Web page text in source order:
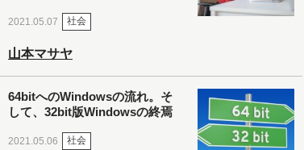
2021.05.07 社会
山本マサヤ
64bitへのWindowsの流れ。そ
して、32bit版Windowsの終焉
2021.05.06 社会